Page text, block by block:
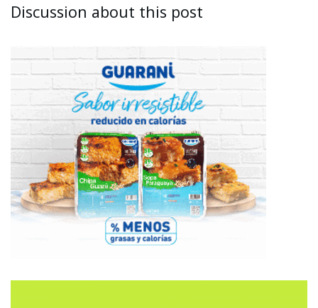
Discussion about this post